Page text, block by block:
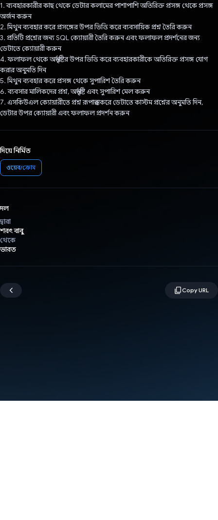
1. ব্যবহারকারীর কাছ থেকে ডেটার কলামের পাশাপাশি অতিরিক্ত প্রসঙ্গ থেকে প্রসঙ্গ
অর্জন করুন
2. মিথুন ব্যবহার করে প্রসঙ্গের উপর ভিত্তি করে ব্যবসায়িক প্রশ্ন তৈরি করুন
3. প্রতিটি প্রশ্নের জন্য SQL ক্যোয়ারী তৈরি করুন এবং ফলাফল প্রদর্শনের জন্য
ডেটাতে ক্যোয়ারী করুন
4. ফলাফল থেকে অন্তর্দৃষ্টির উপর ভিত্তি করে ব্যবহারকারীকে অতিরিক্ত প্রসঙ্গ যোগ
করার অনুমতি দিন
5. মিথুন ব্যবহার করে প্রসঙ্গ থেকে সুপারিশ তৈরি করুন
6. ব্যবসার মালিকদের প্রশ্ন, অন্তর্দৃষ্টি এবং সুপারিশ মেল করুন
7. এসকিউএল ক্যোয়ারীতে প্রশ্ন রূপান্তর করে ডেটাতে কাস্টম প্রশ্নের অনুমতি দিন,
ডেটার উপর ক্যোয়ারী এবং ফলাফল প্রদর্শন করুন
দিয়ে নির্মিত
ওয়েব/ক্রোম
দল
দ্বারা
শরৎ বাবু
থেকে
ভারত